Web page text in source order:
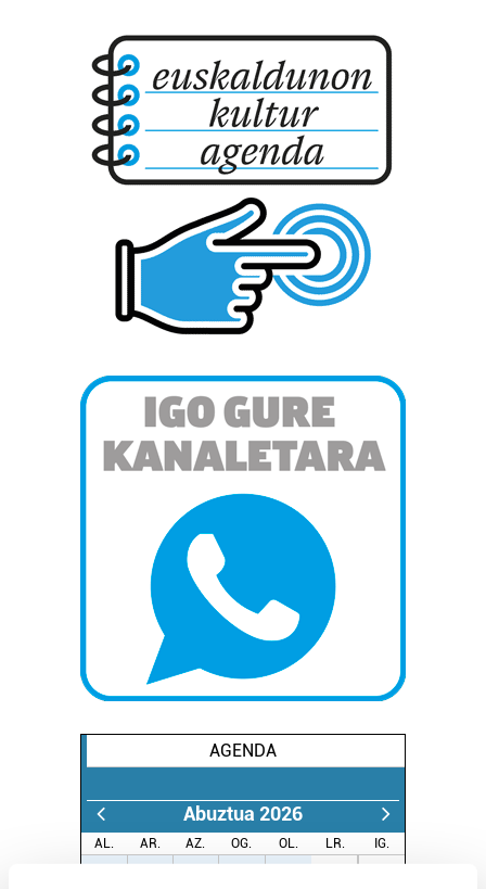
AGENDA
Abuztua 2026
AL. AR. AZ. OG. OL. LR.
IG.